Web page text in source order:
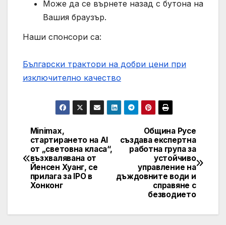
Може да се върнете назад с бутона на
Вашия браузър.
Наши спонсори са:
Български трактори на добри цени при
изключително качество
Post
navigation
Община Русе
създава експертна
работна група за
устойчиво
управление на
дъждовните води и
справяне с
безводието
Minimax,
стартирането на AI
от „световна класа“,
възхвалявана от
Йенсен Хуанг, се
прилага за IPO в
Хонконг